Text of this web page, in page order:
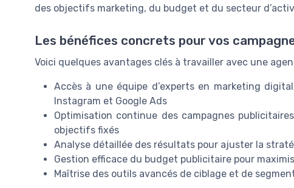
des objectifs marketing, du budget et du secteur
Les bénéfices concrets pour vos
Voici quelques avantages clés à travailler avec une
Accès à une équipe d’experts en marketing
Instagram et Google Ads
Optimisation continue des campagnes
objectifs fixés
Analyse détaillée des résultats pour ajuster la
Gestion efficace du budget publicitaire pour
Maîtrise des outils avancés de ciblage et de